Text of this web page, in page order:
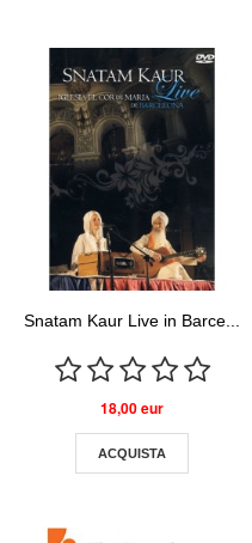
Snatam Kaur Live in Barce...
18,00 eur
ACQUISTA